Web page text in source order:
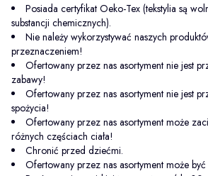
Posiada certyfikat Oeko-Tex (tekstylia są
substancji chemicznych).
Nie należy wykorzystywać naszych
przeznaczeniem!
Ofertowany przez nas asortyment nie jest
zabawy!
Ofertowany przez nas asortyment nie jest
spożycia!
Ofertowany przez nas asortyment może
różnych częściach ciała!
Chronić przed dziećmi.
Ofertowany przez nas asortyment może być